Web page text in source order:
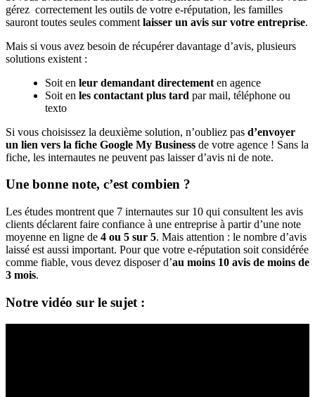
gérez correctement les outils de votre e-réputation, les familles
sauront toutes seules comment laisser un avis sur votre entreprise.
Mais si vous avez besoin de récupérer davantage d’avis, plusieurs
solutions existent :
Soit en leur demandant directement en agence
Soit en les contactant plus tard par mail, téléphone ou
texto
Si vous choisissez la deuxième solution, n’oubliez pas d’envoyer
un lien vers la fiche Google My Business de votre agence ! Sans la
fiche, les internautes ne peuvent pas laisser d’avis ni de note.
Une bonne note, c’est combien ?
Les études montrent que 7 internautes sur 10 qui consultent les avis
clients déclarent faire confiance à une entreprise à partir d’une note
moyenne en ligne de 4 ou 5 sur 5. Mais attention : le nombre d’avis
laissé est aussi important. Pour que votre e-réputation soit considérée
comme fiable, vous devez disposer d’au moins 10 avis de moins de
3 mois.
Notre vidéo sur le sujet :